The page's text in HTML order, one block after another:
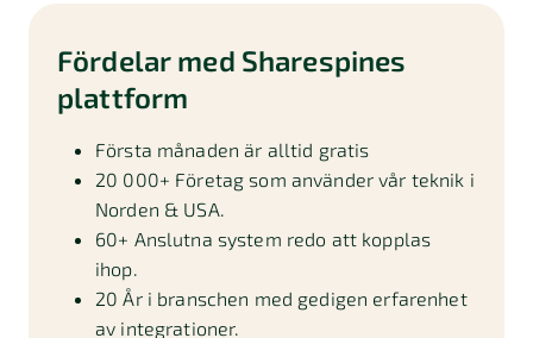
Fördelar med Sharespines
plattform
Första månaden är alltid gratis
20 000+ Företag som använder vår teknik i
Norden & USA.
60+ Anslutna system redo att kopplas
ihop.
20 År i branschen med gedigen erfarenhet
av integrationer.